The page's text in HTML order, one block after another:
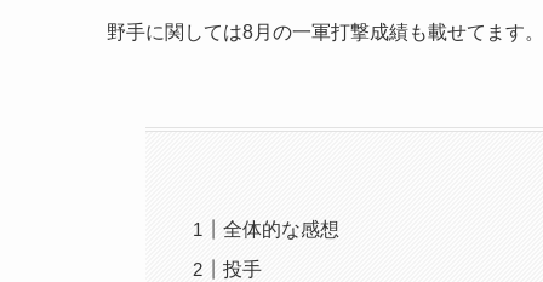
野手に関しては8月の一軍打撃成績も載せてます。
全体的な感想
投手